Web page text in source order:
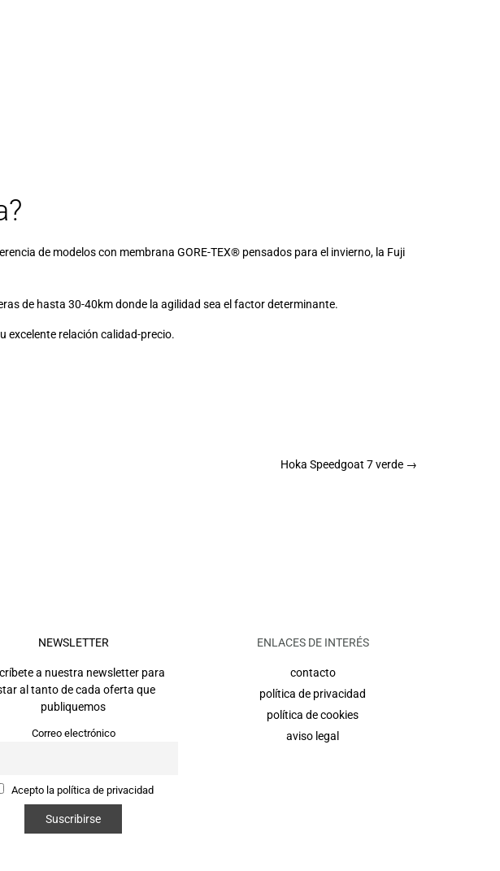
de modelos con membrana GORE-TEX® pensados para el invierno, la Fuji
de hasta 30-40km donde la agilidad sea el factor determinante.
excelente relación calidad-precio.
Hoka Speedgoat 7 verde →
NEWSLETTER
a nuestra newsletter para
al tanto de cada oferta que
publiquemos
Correo electrónico
Acepto la política de privacidad
ENLACES DE INTERÉS
contacto
política de privacidad
política de cookies
aviso legal